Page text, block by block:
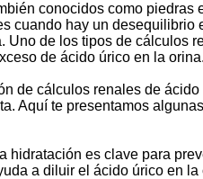
conocidos como
cuando hay un
Uno de los tipos de cálculos
de ácido úrico en la
de cálculos renales de
Aquí te presentamos
hidratación es clave para
a diluir el ácido úrico en